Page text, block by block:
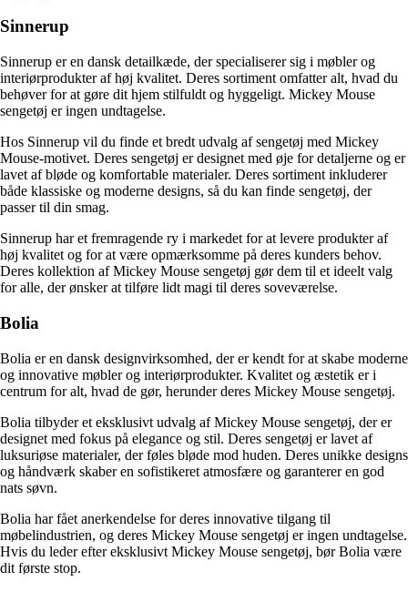
Sinnerup
Sinnerup er en dansk detailkæde, der specialiserer sig i møbler og
interiørprodukter af høj kvalitet. Deres sortiment omfatter alt, hvad du
behøver for at gøre dit hjem stilfuldt og hyggeligt. Mickey Mouse
sengetøj er ingen undtagelse.
Hos Sinnerup vil du finde et bredt udvalg af sengetøj med Mickey
Mouse-motivet. Deres sengetøj er designet med øje for detaljerne og er
lavet af bløde og komfortable materialer. Deres sortiment inkluderer
både klassiske og moderne designs, så du kan finde sengetøj, der
passer til din smag.
Sinnerup har et fremragende ry i markedet for at levere produkter af
høj kvalitet og for at være opmærksomme på deres kunders behov.
Deres kollektion af Mickey Mouse sengetøj gør dem til et ideelt valg
for alle, der ønsker at tilføre lidt magi til deres soveværelse.
Bolia
Bolia er en dansk designvirksomhed, der er kendt for at skabe moderne
og innovative møbler og interiørprodukter. Kvalitet og æstetik er i
centrum for alt, hvad de gør, herunder deres Mickey Mouse sengetøj.
Bolia tilbyder et eksklusivt udvalg af Mickey Mouse sengetøj, der er
designet med fokus på elegance og stil. Deres sengetøj er lavet af
luksuriøse materialer, der føles bløde mod huden. Deres unikke designs
og håndværk skaber en sofistikeret atmosfære og garanterer en god
nats søvn.
Bolia har fået anerkendelse for deres innovative tilgang til
møbelindustrien, og deres Mickey Mouse sengetøj er ingen undtagelse.
Hvis du leder efter eksklusivt Mickey Mouse sengetøj, bør Bolia være
dit første stop.